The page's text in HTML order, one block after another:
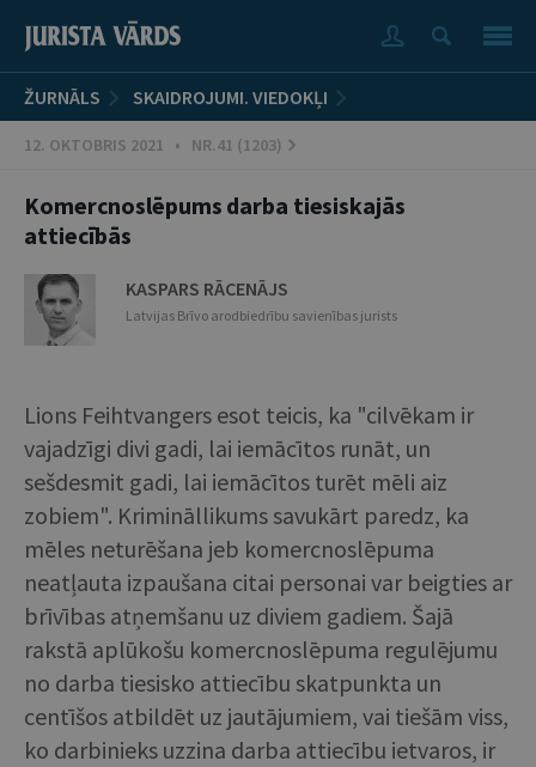
ŽURNĀLS SKAIDROJUMI. VIEDOKĻI
12. OKTOBRIS 2021 • NR.41 (1203)
Komercnoslēpums darba tiesiskajās
attiecībās
KASPARS RĀCENĀJS
Latvijas Brīvo arodbiedrību savienības jurists
Lions Feihtvangers esot teicis, ka "cilvēkam ir
vajadzīgi divi gadi, lai iemācītos runāt, un
sešdesmit gadi, lai iemācītos turēt mēli aiz
zobiem". Krimināllikums savukārt paredz, ka
mēles neturēšana jeb komercnoslēpuma
neatļauta izpaušana citai personai var beigties ar
brīvības atņemšanu uz diviem gadiem. Šajā
rakstā aplūkošu komercnoslēpuma regulējumu
no darba tiesisko attiecību skatpunkta un
centīšos atbildēt uz jautājumiem, vai tiešām viss,
ko darbinieks uzzina darba attiecību ietvaros, ir